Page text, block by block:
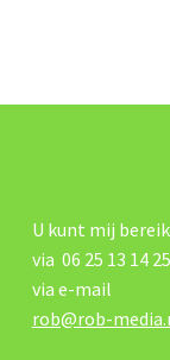
U kunt mij
via 06 25 13 14
via e-mail
rob@rob-